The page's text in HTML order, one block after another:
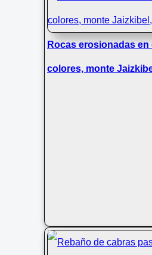
Rocas erosionadas en
colores, monte